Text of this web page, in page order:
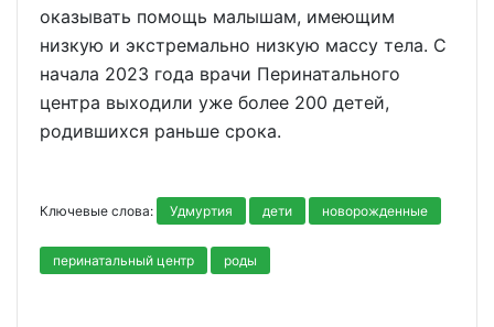
оказывать помощь малышам, имеющим
низкую и экстремально низкую массу тела. С
начала 2023 года врачи Перинатального
центра выходили уже более 200 детей,
родившихся раньше срока.
Ключевые слова: Удмуртия дети новорожденные
перинатальный центр роды